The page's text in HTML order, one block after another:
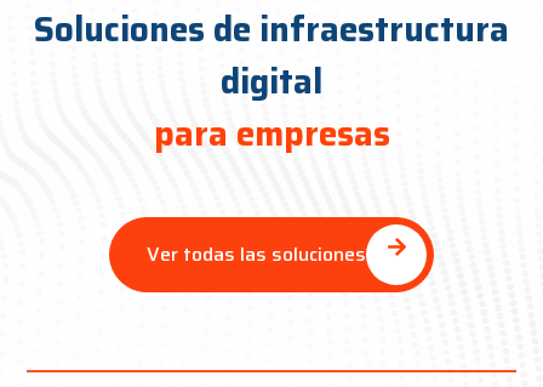
Soluciones de infraestructura
digital
para empresas
Ver todas las soluciones